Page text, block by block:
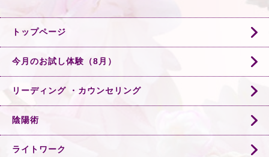
トップページ
今月のお試し体験（8月）
リーディング ・カウンセリング
陰陽術
ライトワーク